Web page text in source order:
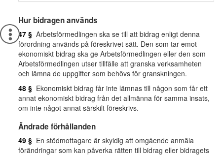
Hur bidragen används
47 § Arbetsförmedlingen ska se till att bidrag enligt denna
förordning används på föreskrivet sätt. Den som tar emot
ekonomiskt bidrag ska ge Arbetsförmedlingen eller den som
Arbetsförmedlingen utser tillfälle att granska verksamheten
och lämna de uppgifter som behövs för granskningen.
48 § Ekonomiskt bidrag får inte lämnas till någon som får ett
annat ekonomiskt bidrag från det allmänna för samma insats,
om inte något annat särskilt föreskrivs.
Ändrade förhållanden
49 § En stödmottagare är skyldig att omgående anmäla
förändringar som kan påverka rätten till bidrag eller bidragets